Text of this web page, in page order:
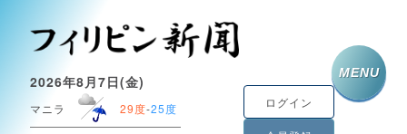
2026年8月7日(金)
マニラ 29度-25度 ログイン
MENU